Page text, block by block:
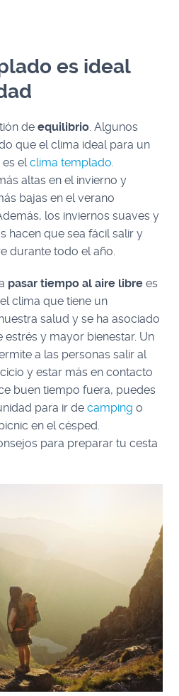
es ideal
deequilibrio. Algunos
que el clima ideal para un
es elclima templado.
altas en el invierno y
bajas en el verano
los inviernos suaves y
hacen que sea fácil salir y
durante todo el año.
pasar tiempo al aire libre es
clima que tiene un
salud y se ha asociado
y mayor bienestar. Un
a las personas salir al
y estar más en contacto
buen tiempo fuera, puedes
para ir decamping o
en el césped.
para preparar tu cesta